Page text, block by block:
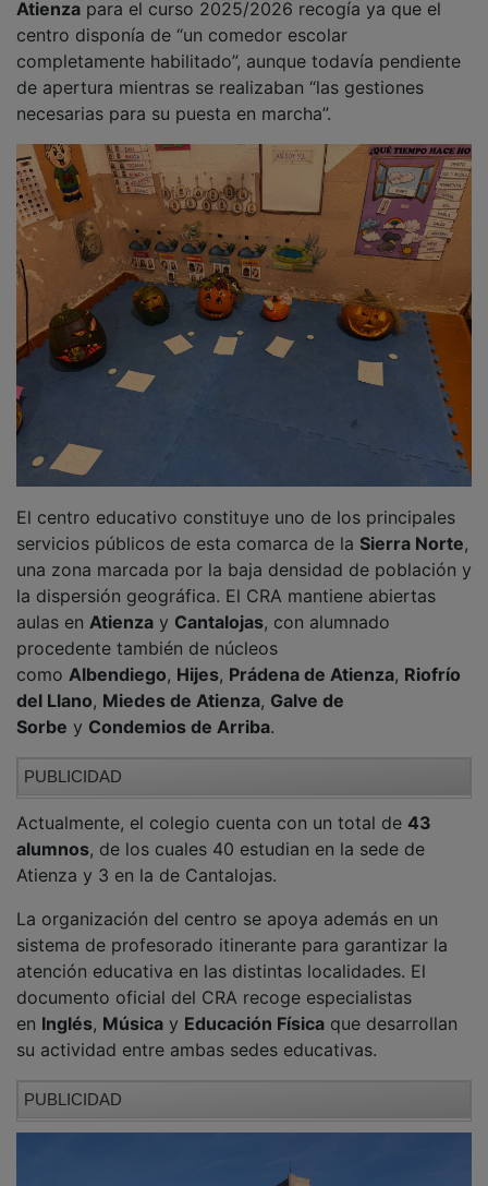
Atienza para el curso 2025/2026 recogía ya que el
centro disponía de “un comedor escolar
completamente habilitado”, aunque todavía pendiente
de apertura mientras se realizaban “las gestiones
necesarias para su puesta en marcha”.
El centro educativo constituye uno de los principales
servicios públicos de esta comarca de la Sierra Norte,
una zona marcada por la baja densidad de población y
la dispersión geográfica. El CRA mantiene abiertas
aulas en Atienza y Cantalojas, con alumnado
procedente también de núcleos
como Albendiego, Hijes, Prádena de Atienza, Riofrío
del Llano, Miedes de Atienza, Galve de
Sorbe y Condemios de Arriba.
PUBLICIDAD
Actualmente, el colegio cuenta con un total de 43
alumnos, de los cuales 40 estudian en la sede de
Atienza y 3 en la de Cantalojas.
La organización del centro se apoya además en un
sistema de profesorado itinerante para garantizar la
atención educativa en las distintas localidades. El
documento oficial del CRA recoge especialistas
en Inglés, Música y Educación Física que desarrollan
su actividad entre ambas sedes educativas.
PUBLICIDAD